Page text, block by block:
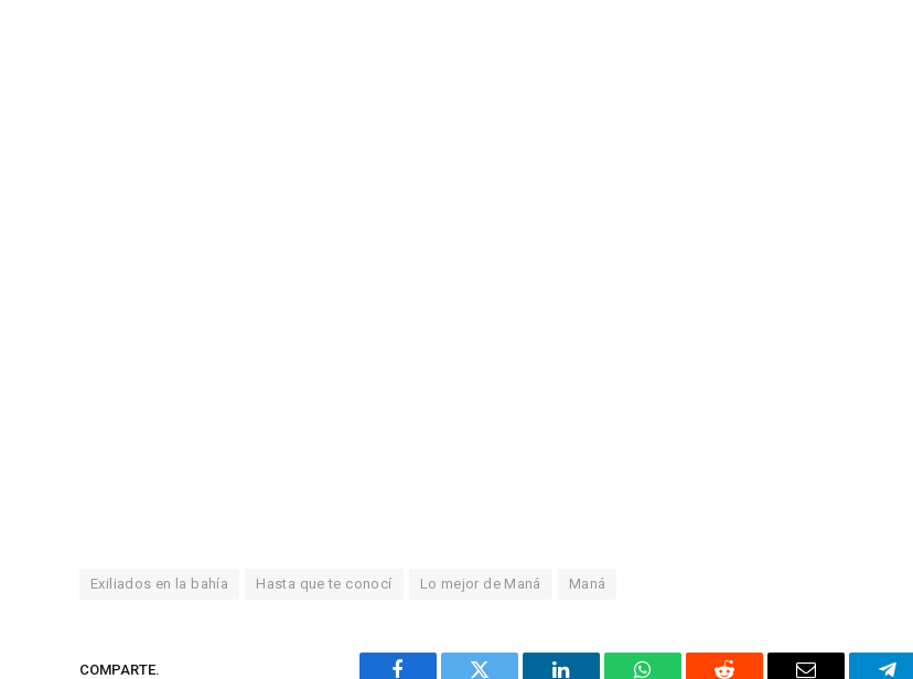
Exiliados en la bahía Hasta que te conocí Lo mejor de Maná Maná
COMPARTE.